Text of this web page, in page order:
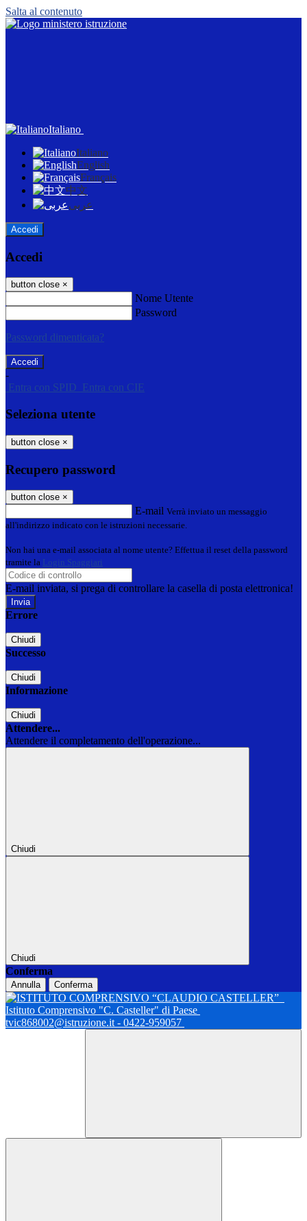
Salta al contenuto
Italiano
Italiano
English
Français
中文
عربى
Accedi
Accedi
button close ×
Nome Utente
Password
Password dimenticata?
-
Entra con SPID
Entra con CIE
Seleziona utente
button close ×
Recupero password
button close ×
E-mail Verrà inviato un messaggio
all'indirizzo indicato con le istruzioni necessarie.
Non hai una e-mail associata al nome utente? Effettua il reset della password
tramite la Login Spaggiari
E-mail inviata, si prega di controllare la casella di posta elettronica!
Errore
Chiudi
Successo
Chiudi
Informazione
Chiudi
Attendere...
Attendere il completamento dell'operazione...
Chiudi
Chiudi
Conferma
Annulla Conferma
Istituto Comprensivo "C. Casteller" di Paese
tvic868002@istruzione.it - 0422-959057